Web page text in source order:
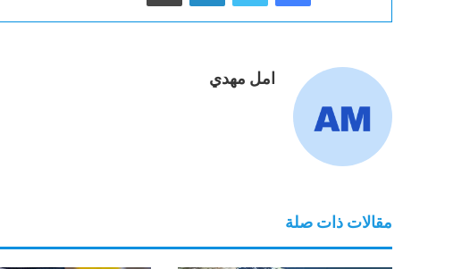
امل مهدي
مقالات ذات صلة